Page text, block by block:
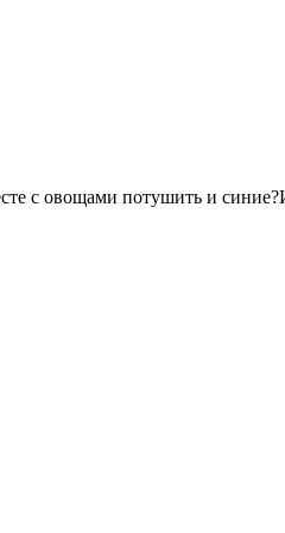
с овощами потушить и